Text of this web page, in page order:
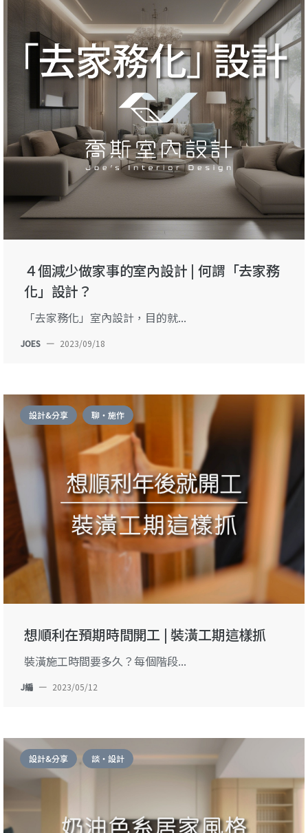
４個減少做家事的室內設計 | 何謂「去家務
化」設計？
「去家務化」室內設計，目的就...
JOES — 2023/09/18
設計&分享 聊・施作
想順利在預期時間開工 | 裝潢工期這樣抓
裝潢施工時間要多久？每個階段...
J編 — 2023/05/12
設計&分享 談・設計